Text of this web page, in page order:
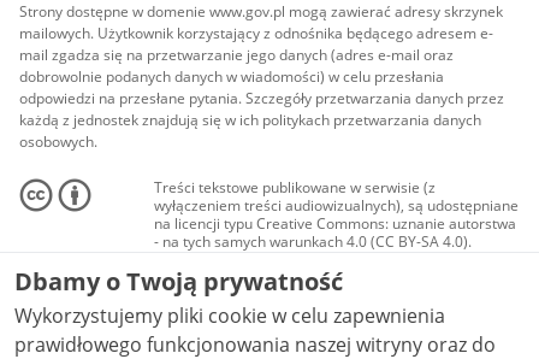
Strony dostępne w domenie www.gov.pl mogą zawierać adresy skrzynek
mailowych. Użytkownik korzystający z odnośnika będącego adresem e-
mail zgadza się na przetwarzanie jego danych (adres e-mail oraz
dobrowolnie podanych danych w wiadomości) w celu przesłania
odpowiedzi na przesłane pytania. Szczegóły przetwarzania danych przez
każdą z jednostek znajdują się w ich politykach przetwarzania danych
osobowych.
Treści tekstowe publikowane w serwisie (z
wyłączeniem treści audiowizualnych), są udostępniane
na licencji typu Creative Commons: uznanie autorstwa
- na tych samych warunkach 4.0 (CC BY-SA 4.0).
Materiały audiowizualne, w tym zdjęcia, materiały
audio i wideo, są udostępniane na licencji typu
Creative Commons: uznanie autorstwa użycie
niekomercyjne - bez utworów zależnych 4.0 (CC BY-
NC-ND 4.0), o ile nie jest to stwierdzone inaczej.
Dbamy o Twoją prywatność
Wykorzystujemy pliki cookie w celu zapewnienia
prawidłowego funkcjonowania naszej witryny oraz do